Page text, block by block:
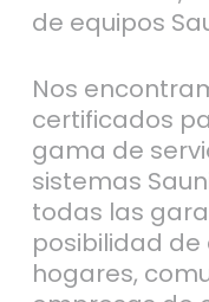
de equipos
Nos
certificados
gama de
sistemas
todas las
posibilidad
hogares,